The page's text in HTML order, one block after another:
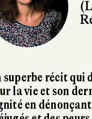
superbe récit qui
la vie et son
en